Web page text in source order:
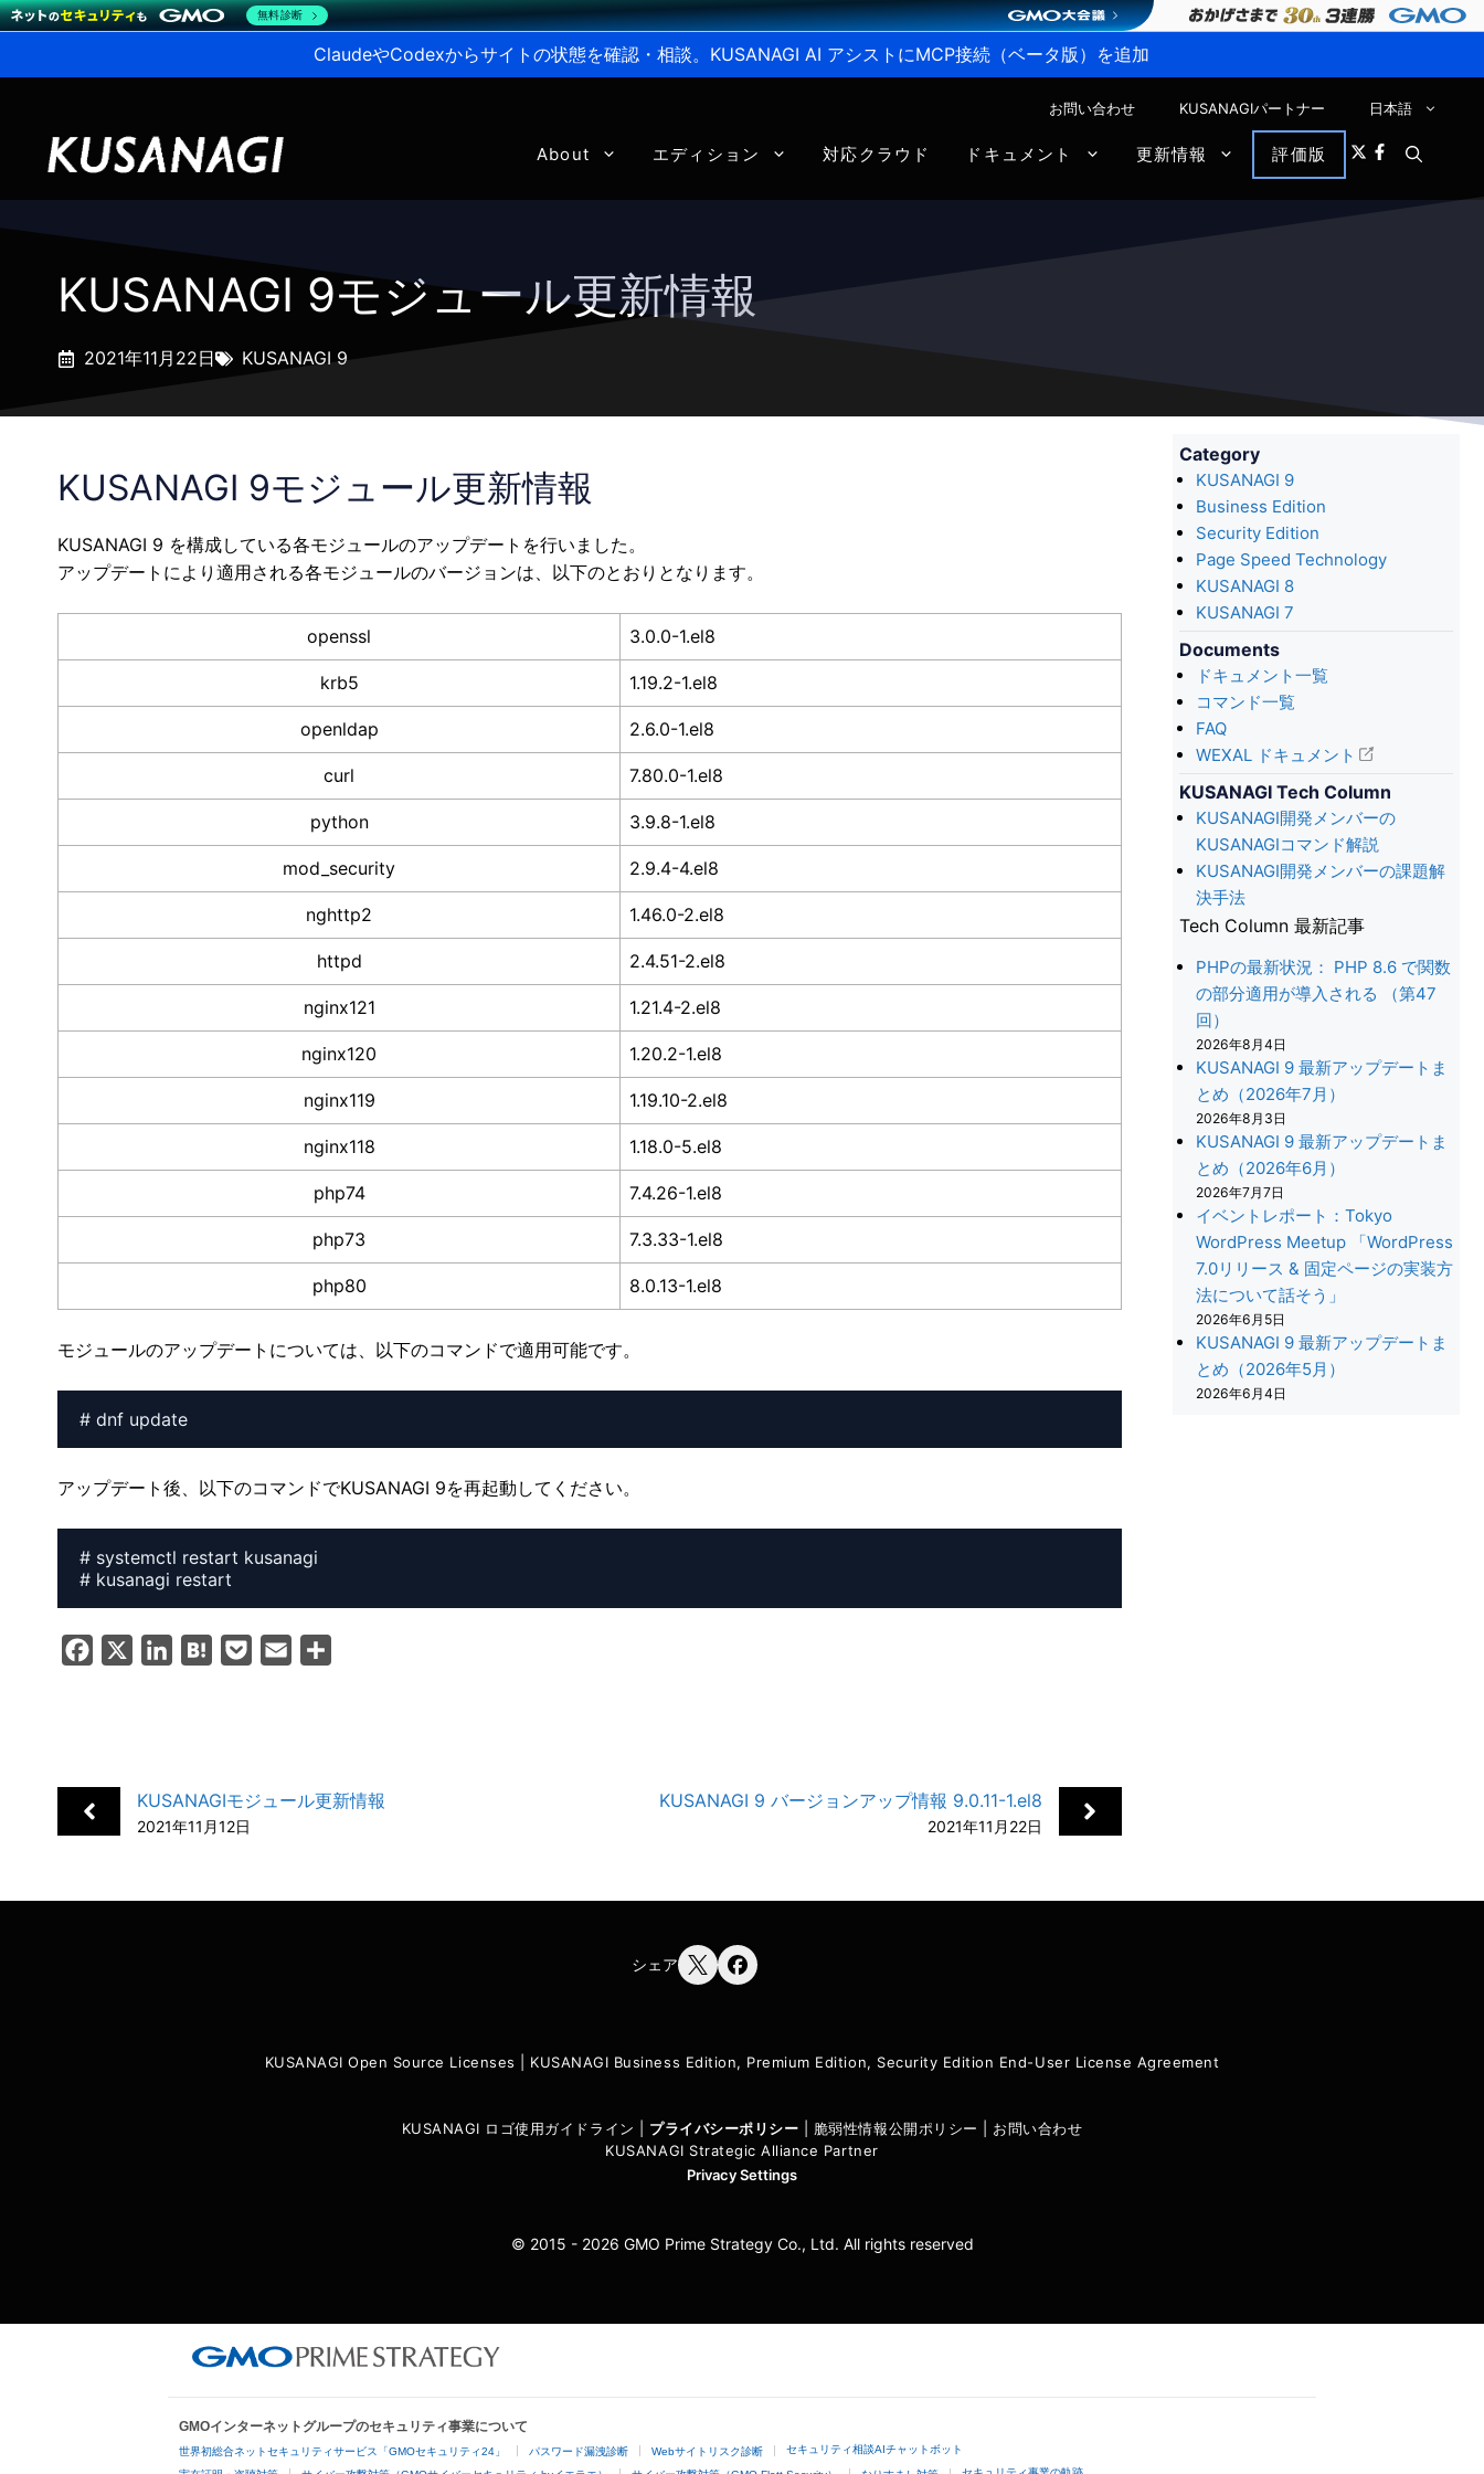
ClaudeやCodexからサイトの状態を確認・相談。KUSANAGI AI アシストにMCP接続（ベータ版）を追加
お問い合わせ KUSANAGIパートナー 日本語
About エディション 対応クラウド ドキュメント 更新情報 評価版
KUSANAGI 9モジュール更新情報
2021年11月22日 KUSANAGI 9
KUSANAGI 9モジュール更新情報
KUSANAGI 9 を構成している各モジュールのアップデートを行いました。
アップデートにより適用される各モジュールのバージョンは、以下のとおりとなります。
openssl 3.0.0-1.el8
krb5 1.19.2-1.el8
openldap 2.6.0-1.el8
curl 7.80.0-1.el8
python 3.9.8-1.el8
mod_security 2.9.4-4.el8
nghttp2 1.46.0-2.el8
httpd 2.4.51-2.el8
nginx121 1.21.4-2.el8
nginx120 1.20.2-1.el8
nginx119 1.19.10-2.el8
nginx118 1.18.0-5.el8
php74 7.4.26-1.el8
php73 7.3.33-1.el8
php80 8.0.13-1.el8
モジュールのアップデートについては、以下のコマンドで適用可能です。
# dnf update
アップデート後、以下のコマンドでKUSANAGI 9を再起動してください。
# systemctl restart kusanagi
# kusanagi restart
o
o
d
I
a
t
KUSANAGIモジュール更新情報
2021年11月12日
KUSANAGI 9 バージョンアップ情報 9.0.11-1.el8
2021年11月22日
Category
KUSANAGI 9
Business Edition
Security Edition
Page Speed Technology
KUSANAGI 8
KUSANAGI 7
Documents
ドキュメント一覧
コマンド一覧
FAQ
WEXAL ドキュメント
KUSANAGI Tech Column
KUSANAGI開発メンバーの
KUSANAGIコマンド解説
KUSANAGI開発メンバーの課題解
決手法
Tech Column 最新記事
PHPの最新状況： PHP 8.6 で関数
の部分適用が導入される （第47
回）
2026年8月4日
KUSANAGI 9 最新アップデートま
とめ（2026年7月）
2026年8月3日
KUSANAGI 9 最新アップデートま
とめ（2026年6月）
2026年7月7日
イベントレポート：Tokyo
WordPress Meetup 「WordPress
7.0リリース & 固定ページの実装方
法について話そう」
2026年6月5日
KUSANAGI 9 最新アップデートま
とめ（2026年5月）
2026年6月4日
シェア
KUSANAGI Open Source Licenses KUSANAGI Business Edition, Premium Edition, Security Edition End-User License Agreement
KUSANAGI ロゴ使用ガイドライン プライバシーポリシー 脆弱性情報公開ポリシー
お問い合わせ
KUSANAGI Strategic Alliance Partner
Privacy Settings
© 2015 - 2026 GMO Prime Strategy Co., Ltd. All rights reserved
GMOインターネットグループのセキュリティ事業について
世界初総合ネットセキュリティサービス「GMOセキュリティ24」 パスワード漏洩診断 Webサイトリスク診断 セキュリティ相談AIチャットボット
無料診断